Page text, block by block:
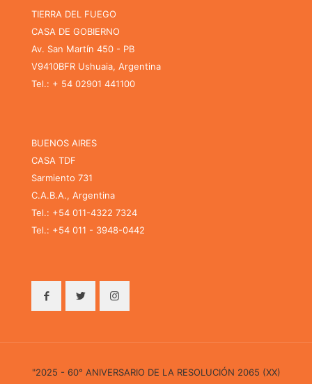
TIERRA DEL FUEGO
CASA DE GOBIERNO
Av. San Martín 450 - PB
V9410BFR Ushuaia, Argentina
Tel.: + 54 02901 441100
BUENOS AIRES
CASA TDF
Sarmiento 731
C.A.B.A., Argentina
Tel.: +54 011-4322 7324
Tel.: +54 011 - 3948-0442
"2025 - 60° ANIVERSARIO DE LA RESOLUCIÓN 2065 (XX)